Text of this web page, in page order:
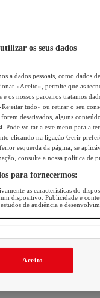
os seus dados
a dados pessoais, como dados
«Aceito», permite que as
os nossos parceiros tratamos
tudo» ou retirar o seu
forem desativados, alguns
Pode voltar a este menu para
clicando na ligação Gerir
esquerda da página, se
consulte a nossa política de
para fornecermos:
as características do
dispositivo. Publicidade e
de audiência e
Aceito